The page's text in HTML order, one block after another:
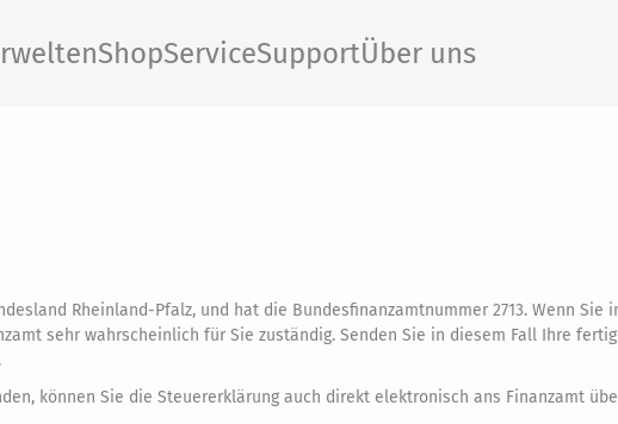
ShopServiceSupportÜber uns
Rheinland-Pfalz, und hat die Bundesfinanzamtnummer 2713. Wenn Sie
sehr wahrscheinlich für Sie zuständig. Senden Sie in diesem Fall Ihre
können Sie die Steuererklärung auch direkt elektronisch ans Finanzamt